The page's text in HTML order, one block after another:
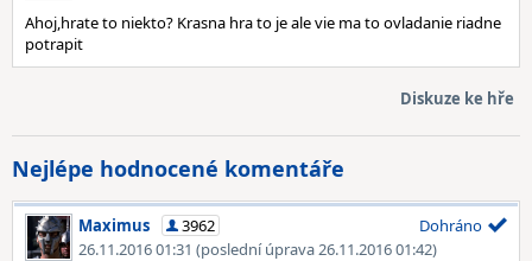
Ahoj,hrate to niekto? Krasna hra to je ale vie ma to ovladanie riadne
potrapit
Diskuze ke hře
Nejlépe hodnocené komentáře
Maximus
3962
26.11.2016 01:31 (poslední úprava 26.11.2016 01:42)
Dohráno